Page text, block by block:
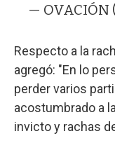
— OVACIÓN
Respecto a la
agregó: "En lo
perder varios
acostumbrado a
invicto y rachas